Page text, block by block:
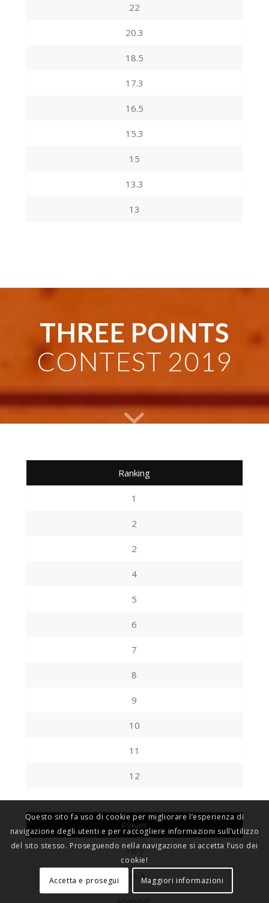
22
20.3
18.5
17.3
16.5
15.3
15
13.3
13
THREE POINTS
CONTEST 2019
Ranking
1
2
2
4
5
6
7
8
9
10
11
12
Player
Tefy
Solcà
Questo sito fa uso di cookie per migliorare l’esperienza di
navigazione degli utenti e per raccogliere informazioni sull’utilizzo
del sito stesso. Proseguendo nella navigazione si accetta l’uso dei
cookie!
Accetta e prosegui
Maggiori informazioni